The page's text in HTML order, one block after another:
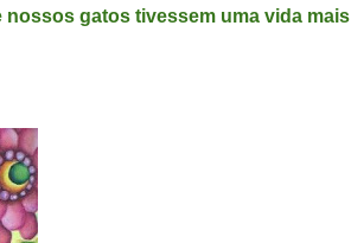
gatos tivessem uma vida mais